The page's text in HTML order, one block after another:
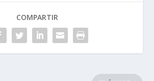
COMPARTIR